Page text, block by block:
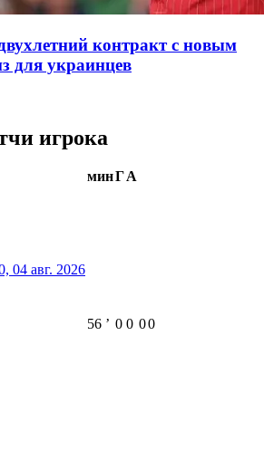
контракт с новым
для украинцев
игрока
минГА
04 авг. 2026
56 ʼ 0 0 00